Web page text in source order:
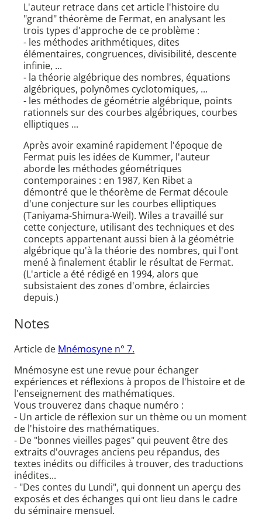
L'auteur retrace dans cet article l'histoire du
"grand" théorème de Fermat, en analysant les
trois types d'approche de ce problème :
- les méthodes arithmétiques, dites
élémentaires, congruences, divisibilité, descente
infinie, ...
- la théorie algébrique des nombres, équations
algébriques, polynômes cyclotomiques, ...
- les méthodes de géométrie algébrique, points
rationnels sur des courbes algébriques, courbes
elliptiques ...
Après avoir examiné rapidement l'époque de
Fermat puis les idées de Kummer, l'auteur
aborde les méthodes géométriques
contemporaines : en 1987, Ken Ribet a
démontré que le théorème de Fermat découle
d'une conjecture sur les courbes elliptiques
(Taniyama-Shimura-Weil). Wiles a travaillé sur
cette conjecture, utilisant des techniques et des
concepts appartenant aussi bien à la géométrie
algébrique qu'à la théorie des nombres, qui l'ont
mené à finalement établir le résultat de Fermat.
(L'article a été rédigé en 1994, alors que
subsistaient des zones d'ombre, éclaircies
depuis.)
Notes
Article de Mnémosyne n° 7.
Mnémosyne est une revue pour échanger
expériences et réflexions à propos de l'histoire et de
l'enseignement des mathématiques.
Vous trouverez dans chaque numéro :
- Un article de réflexion sur un thème ou un moment
de l'histoire des mathématiques.
- De "bonnes vieilles pages" qui peuvent être des
extraits d'ouvrages anciens peu répandus, des
textes inédits ou difficiles à trouver, des traductions
inédites...
- "Des contes du Lundi", qui donnent un aperçu des
exposés et des échanges qui ont lieu dans le cadre
du séminaire mensuel.